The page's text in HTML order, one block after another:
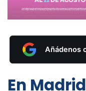
Añádenos
En